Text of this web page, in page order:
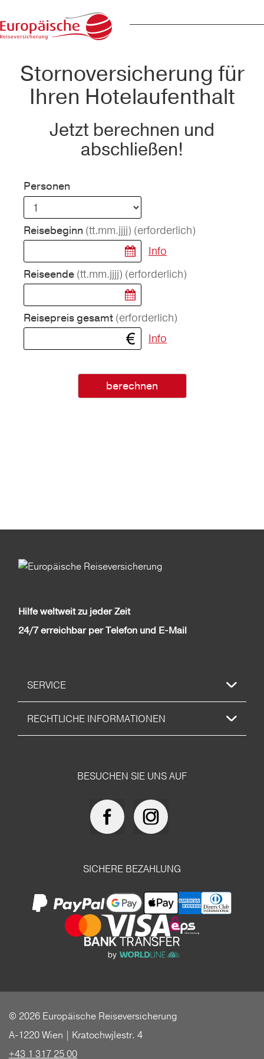
Stornoversicherung für
Ihren Hotelaufenthalt
Jetzt berechnen und
abschließen!
Personen
Reisebeginn (tt.mm.jjjj) (erforderlich)
Info
Reiseende (tt.mm.jjjj) (erforderlich)
Reisepreis gesamt (erforderlich)
Info
berechnen
Hilfe weltweit zu jeder Zeit
24/7 erreichbar per Telefon und E-Mail
SERVICE
RECHTLICHE INFORMATIONEN
BESUCHEN SIE UNS AUF
SICHERE BEZAHLUNG
© 2026 Europäische Reiseversicherung
A-1220 Wien | Kratochwjlestr. 4
+43 1 317 25 00